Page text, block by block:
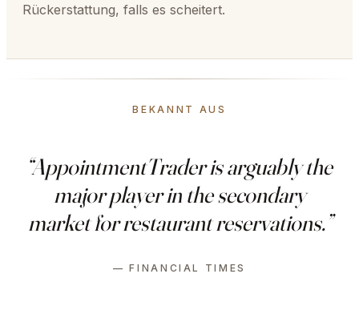
Rückerstattung, falls es scheitert.
BEKANNT AUS
“AppointmentTrader is arguably the
major player in the secondary
market for restaurant reservations.”
— FINANCIAL TIMES